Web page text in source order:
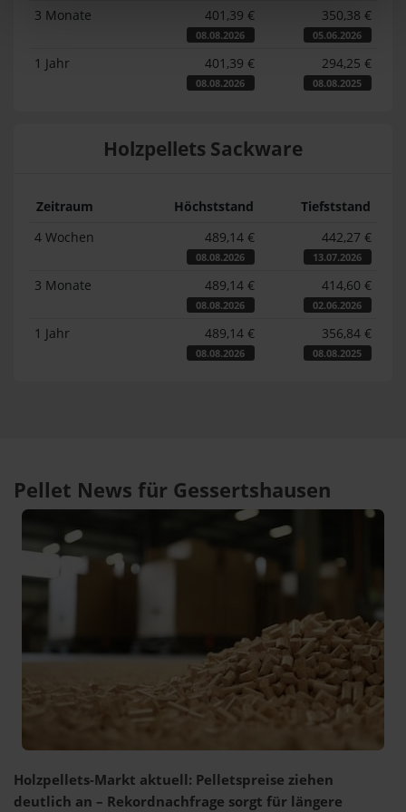
3 Monate 401,39 €
08.08.2026
350,38 €
05.06.2026
1 Jahr 401,39 €
08.08.2026
294,25 €
08.08.2025
Holzpellets Sackware
Zeitraum Höchststand
Tiefststand
4 Wochen
489,14 €
08.08.2026
442,27 €
13.07.2026
3 Monate 489,14 €
08.08.2026
414,60 €
02.06.2026
1 Jahr 489,14 €
08.08.2026
356,84 €
08.08.2025
Pellet News für Gessertshausen
Holzpellets-Markt aktuell: Pelletspreise ziehen
deutlich an – Rekordnachfrage sorgt für längere